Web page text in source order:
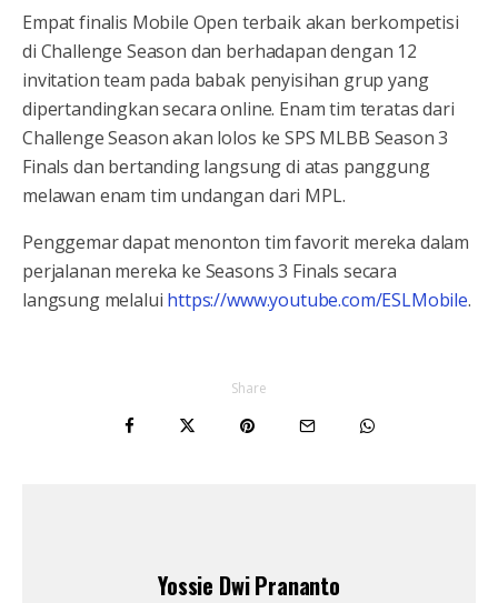
Empat finalis Mobile Open terbaik akan berkompetisi
di Challenge Season dan berhadapan dengan 12
invitation team pada babak penyisihan grup yang
dipertandingkan secara online. Enam tim teratas dari
Challenge Season akan lolos ke SPS MLBB Season 3
Finals dan bertanding langsung di atas panggung
melawan enam tim undangan dari MPL.
Penggemar dapat menonton tim favorit mereka dalam
perjalanan mereka ke Seasons 3 Finals secara
langsung melalui https://www.youtube.com/ESLMobile.
Share
Yossie Dwi Prananto